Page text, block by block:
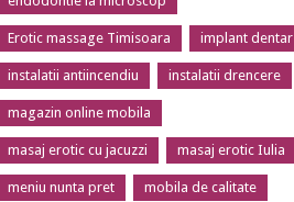
Erotic massage Timisoara implant dentar
instalatii antiincendiu instalatii drencere
magazin online mobila
masaj erotic cu jacuzzi masaj erotic Iulia
meniu nunta pret mobila de calitate